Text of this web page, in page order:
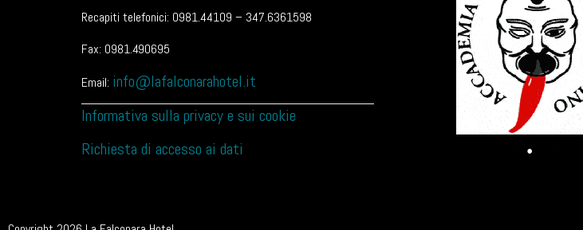
Recapiti telefonici: 0981.44109 – 347.6361598
Fax: 0981.490695
Email: info@lafalconarahotel.it
Informativa sulla privacy e sui cookie
Richiesta di accesso ai dati